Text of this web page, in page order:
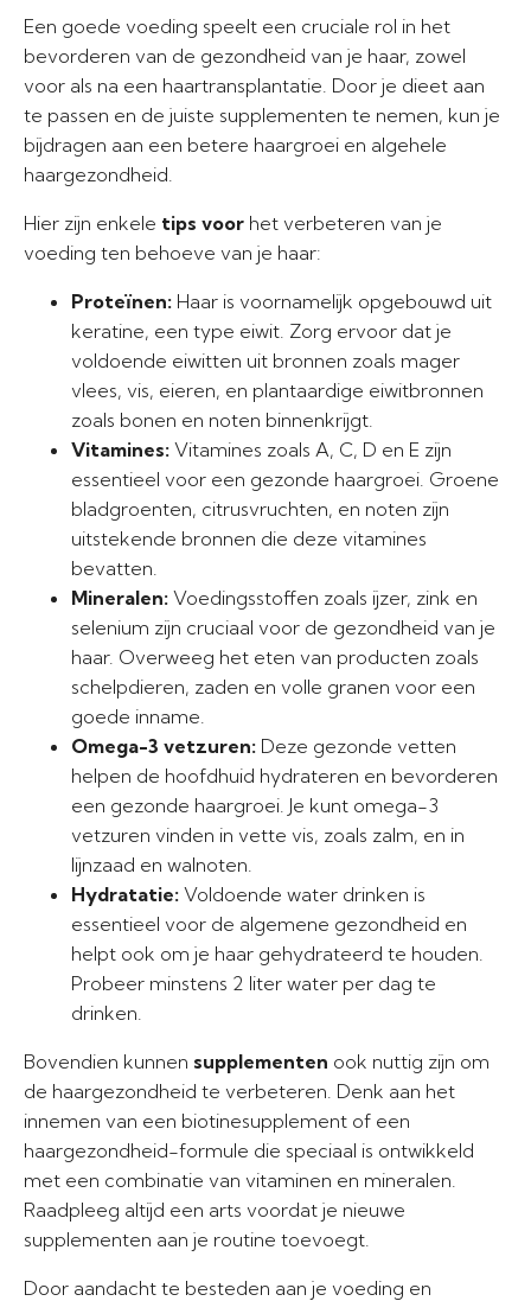
Een goede voeding speelt een cruciale rol in het
bevorderen van de gezondheid van je haar, zowel
voor als na een haartransplantatie. Door je dieet aan
te passen en de juiste supplementen te nemen, kun je
bijdragen aan een betere haargroei en algehele
haargezondheid.
Hier zijn enkele tips voor het verbeteren van je
voeding ten behoeve van je haar:
Proteïnen: Haar is voornamelijk opgebouwd uit
keratine, een type eiwit. Zorg ervoor dat je
voldoende eiwitten uit bronnen zoals mager
vlees, vis, eieren, en plantaardige eiwitbronnen
zoals bonen en noten binnenkrijgt.
Vitamines: Vitamines zoals A, C, D en E zijn
essentieel voor een gezonde haargroei. Groene
bladgroenten, citrusvruchten, en noten zijn
uitstekende bronnen die deze vitamines
bevatten.
Mineralen: Voedingsstoffen zoals ijzer, zink en
selenium zijn cruciaal voor de gezondheid van je
haar. Overweeg het eten van producten zoals
schelpdieren, zaden en volle granen voor een
goede inname.
Omega-3 vetzuren: Deze gezonde vetten
helpen de hoofdhuid hydrateren en bevorderen
een gezonde haargroei. Je kunt omega-3
vetzuren vinden in vette vis, zoals zalm, en in
lijnzaad en walnoten.
Hydratatie: Voldoende water drinken is
essentieel voor de algemene gezondheid en
helpt ook om je haar gehydrateerd te houden.
Probeer minstens 2 liter water per dag te
drinken.
Bovendien kunnen supplementen ook nuttig zijn om
de haargezondheid te verbeteren. Denk aan het
innemen van een biotinesupplement of een
haargezondheid-formule die speciaal is ontwikkeld
met een combinatie van vitaminen en mineralen.
Raadpleeg altijd een arts voordat je nieuwe
supplementen aan je routine toevoegt.
Door aandacht te besteden aan je voeding en